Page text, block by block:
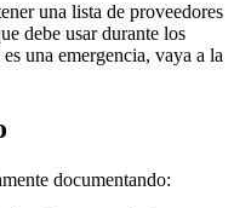
una lista de proveedores
debe usar durante los
una emergencia, vaya a la
documentando: